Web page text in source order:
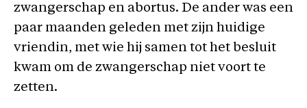
zwangerschap en abortus. De ander was een
paar maanden geleden met zijn huidige
vriendin, met wie hij samen tot het besluit
kwam om de zwangerschap niet voort te
zetten.